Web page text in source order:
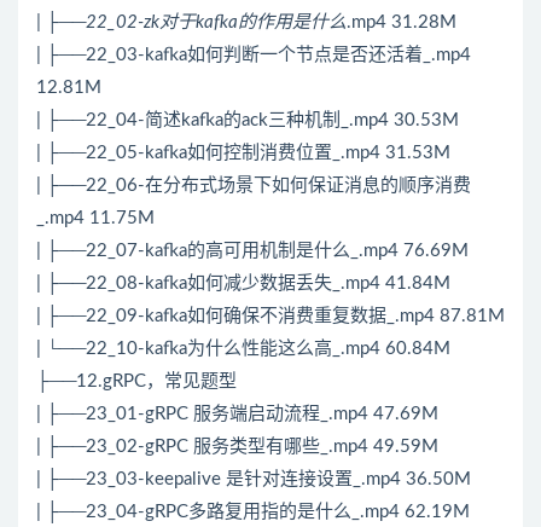
| ├──22_02-zk对于kafka的作用是什么.mp4 31.28M
| ├──22_03-kafka如何判断一个节点是否还活着_.mp4
12.81M
| ├──22_04-简述kafka的ack三种机制_.mp4 30.53M
| ├──22_05-kafka如何控制消费位置_.mp4 31.53M
| ├──22_06-在分布式场景下如何保证消息的顺序消费
_.mp4 11.75M
| ├──22_07-kafka的高可用机制是什么_.mp4 76.69M
| ├──22_08-kafka如何减少数据丢失_.mp4 41.84M
| ├──22_09-kafka如何确保不消费重复数据_.mp4 87.81M
| └──22_10-kafka为什么性能这么高_.mp4 60.84M
├──12.gRPC，常见题型
| ├──23_01-gRPC 服务端启动流程_.mp4 47.69M
| ├──23_02-gRPC 服务类型有哪些_.mp4 49.59M
| ├──23_03-keepalive 是针对连接设置_.mp4 36.50M
| ├──23_04-gRPC多路复用指的是什么_.mp4 62.19M